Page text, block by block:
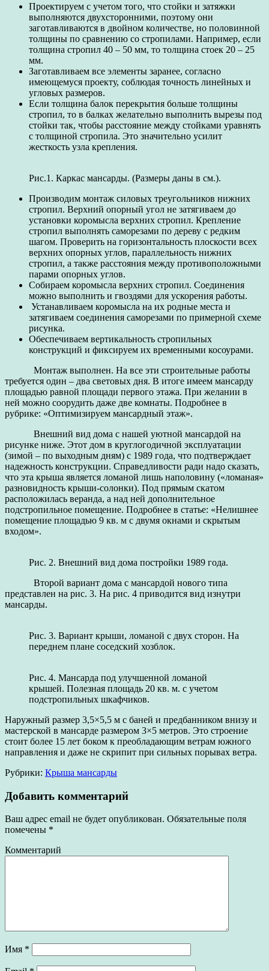
Проектируем с учетом того, что стойки и затяжки
выполняются двухсторонними, поэтому они
заготавливаются в двойном количестве, но половинной
толщины по сравнению со стропилами. Например, если
толщина стропил 40 – 50 мм, то толщина стоек 20 – 25
мм.
Заготавливаем все элементы заранее, согласно
имеющемуся проекту, соблюдая точность линейных и
угловых размеров.
Если толщина балок перекрытия больше толщины
стропил, то в балках желательно выполнить вырезы под
стойки так, чтобы расстояние между стойками уравнять
с толщиной стропила. Это значительно усилит
жесткость узла крепления.
Рис.1. Каркас мансарды. (Размеры даны в см.).
Производим монтаж силовых треугольников нижних
стропил. Верхний опорный угол не затягиваем до
установки коромысла верхних стропил. Крепление
стропил выполнять саморезами по дереву с редким
шагом. Проверить на горизонтальность плоскости всех
верхних опорных углов, параллельность нижних
стропил, а также расстояния между противоположными
парами опорных углов.
Собираем коромысла верхних стропил. Соединения
можно выполнить и гвоздями для ускорения работы.
Устанавливаем коромысла на их родные места и
затягиваем соединения саморезами по примерной схеме
рисунка.
Обеспечиваем вертикальность стропильных
конструкций и фиксируем их временными косоурами.
Монтаж выполнен. На все эти строительные работы
требуется один – два световых дня. В итоге имеем мансарду
площадью равной площади первого этажа. При желании в
ней можно соорудить даже две комнаты. Подробнее в
рубрике: «Оптимизируем мансардный этаж».
Внешний вид дома с нашей уютной мансардой на
рисунке ниже. Этот дом в круглогодичной эксплуатации
(зимой – по выходным дням) с 1989 года, что подтверждает
надежность конструкции. Справедливости ради надо сказать,
что эта крыша является ломаной лишь наполовину («ломаная»
разновидность крыши-солонки). Под прямым скатом
расположилась веранда, а над ней дополнительное
подстропильное помещение. Подробнее в статье: «Нелишнее
помещение площадью 9 кв. м с двумя окнами и скрытым
входом».
Рис. 2. Внешний вид дома постройки 1989 года.
Второй вариант дома с мансардой нового типа
представлен на рис. 3. На рис. 4 приводится вид изнутри
мансарды.
Рис. 3. Вариант крыши, ломаной с двух сторон. На
переднем плане соседский хозблок.
Рис. 4. Мансарда под улучшенной ломаной
крышей. Полезная площадь 20 кв. м. с учетом
подстропильных шкафчиков.
Наружный размер 3,5×5,5 м с баней и предбанником внизу и
мастерской в мансарде размером 3×5 метров. Это строение
стоит более 15 лет боком к преобладающим ветрам южного
направления и даже не скрипит при сильных порывах ветра.
Рубрики: Крыша мансарды
Добавить комментарий
Ваш адрес email не будет опубликован. Обязательные поля
помечены *
Комментарий
Имя *